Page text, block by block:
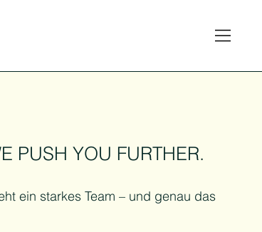
PUSH YOU FURTHER.
ein starkes Team – und genau das